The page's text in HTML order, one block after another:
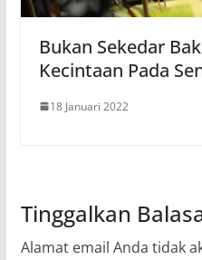
Bukan Sekedar
Kecintaan Pada
18 Januari 2022
Tinggalkan
Alamat email Anda tidak